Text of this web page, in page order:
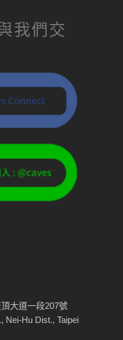
我們交
大道一段207號
Nei-Hu Dist., Taipei